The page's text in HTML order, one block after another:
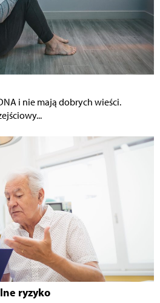
i nie mają dobrych wieści.
ryzyko